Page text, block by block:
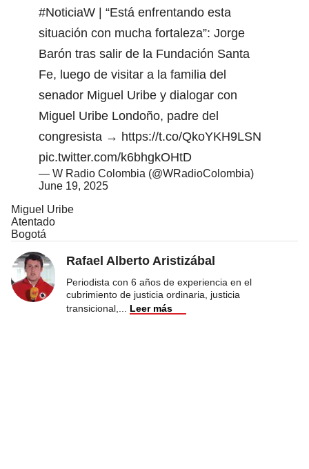
#NoticiaW | “Está enfrentando esta
situación con mucha fortaleza”: Jorge
Barón tras salir de la Fundación Santa
Fe, luego de visitar a la familia del
senador Miguel Uribe y dialogar con
Miguel Uribe Londoño, padre del
congresista → https://t.co/QkoYKH9LSN
pic.twitter.com/k6bhgkOHtD
— W Radio Colombia (@WRadioColombia)
June 19, 2025
Miguel Uribe
Atentado
Bogotá
Rafael Alberto Aristizábal
Periodista con 6 años de experiencia en el
cubrimiento de justicia ordinaria, justicia
transicional,
Leer más